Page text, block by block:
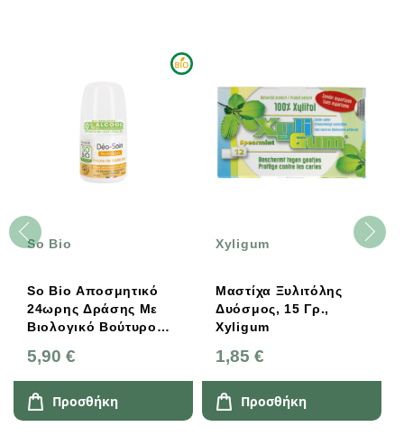
Xyligum
Μαστίχα Ξυλιτόλης
Δυόσμος, 15 Γρ.,
Xyligum
1,85 €
Προσθήκη
Bamboo Smiles
Οδοντόβουρτσα
Μαλακή Από
Μπαμπού Μωβ,
3,55 €
Προσθήκη